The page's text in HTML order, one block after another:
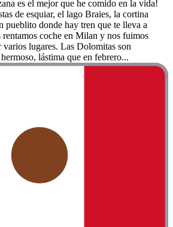
es el mejor que he comido en la vida!
de esquiar, el lago Braies, la cortina
pueblito donde hay tren que te lleva a
coche en Milan y nos fuimos
varios lugares. Las Dolomitas son
lástima que en febrero...